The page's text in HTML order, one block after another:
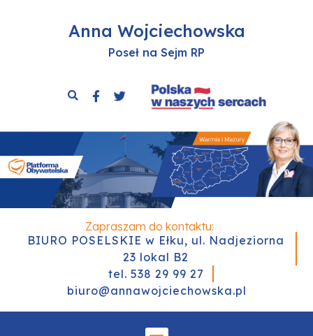
Anna Wojciechowska
Poseł na Sejm RP
Zapraszam do kontaktu:
BIURO POSELSKIE w Ełku, ul. Nadjeziorna
23 lokal B2
tel. 538 29 99 27
biuro@annawojciechowska.pl